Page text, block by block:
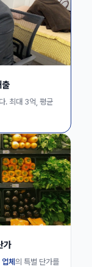
. 최대 3억, 평균
가
체 의 특별 단가를